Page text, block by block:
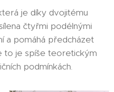
je díky dvojitému
čtyřmi podélnými
a pomáhá předcházet
to je spíše teoretickým
podmínkách.